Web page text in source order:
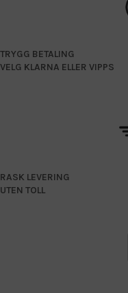
TRYGG BETALING
VELG KLARNA ELLER VIPPS
RASK LEVERING
UTEN TOLL